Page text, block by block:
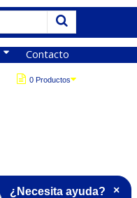
×
¿Necesita ayuda?
Contacto
0 Productos